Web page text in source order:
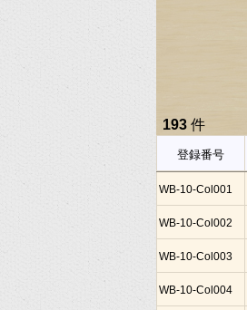
193 件
登録番号
WB-10-Col001
WB-10-Col002
WB-10-Col003
WB-10-Col004